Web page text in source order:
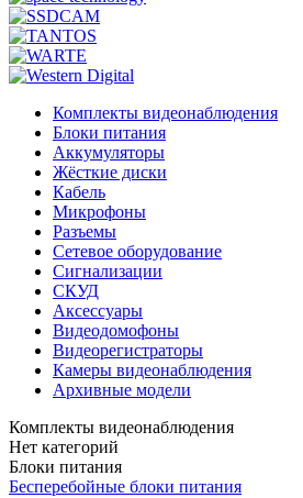
Комплекты видеонаблюдения
Блоки питания
Аккумуляторы
Жёсткие диски
Кабель
Микрофоны
Разъемы
Сетевое оборудование
Сигнализации
СКУД
Аксессуары
Видеодомофоны
Видеорегистраторы
Камеры видеонаблюдения
Архивные модели
Комплекты видеонаблюдения
Нет категорий
Блоки питания
Бесперебойные блоки питания